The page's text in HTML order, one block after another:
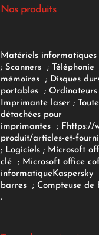
Nos produits
Matériels informatiques
; Scanners ; Téléphonie
mémoires
; Disques
portables
; Ordinateurs
Imprimante laser;
détachées pour
imprimantes
; Fhttps://
produit/articles-et-
; Logiciels ; Microsoft
clé; Microsoft office
informatiqueKaspersky
barres
; Compteuse de
.